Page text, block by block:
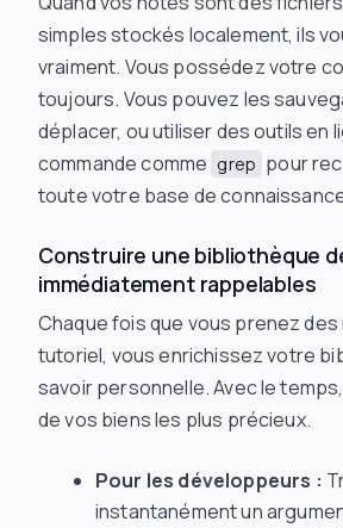
simples stockés localement, ils
vraiment. Vous possédez votre
toujours. Vous pouvez les
déplacer, ou utiliser des outils en
commande comme grep pour
toute votre base de
Construire une bibliothèque
immédiatement rappelables
Chaque fois que vous prenez
tutoriel, vous enrichissez votre
savoir personnelle. Avec le
de vos biens les plus précieux.
Pour les développeurs :
instantanément un